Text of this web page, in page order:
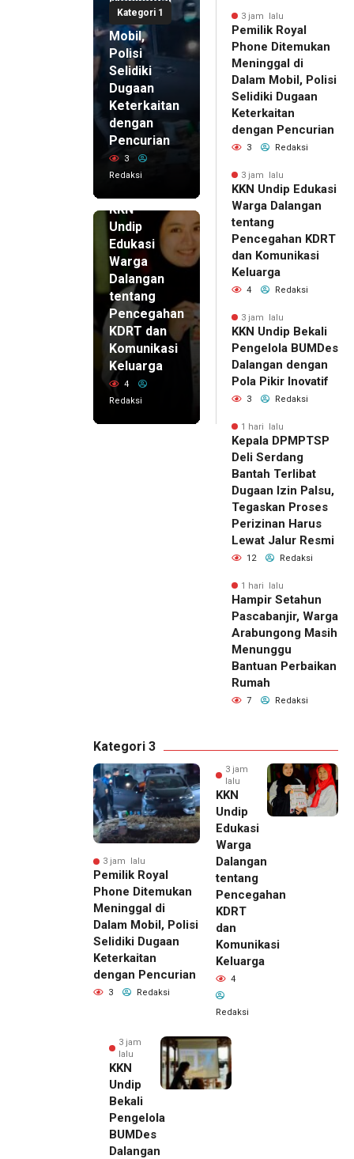
Kategori 1
di Dalam
Mobil,
Polisi
Selidiki
Dugaan
Keterkaitan
dengan
Pencurian
3
Redaksi
KKN
Undip
Edukasi
Warga
Dalangan
tentang
Pencegahan
KDRT dan
Komunikasi
Keluarga
4
Redaksi
3 jam lalu
Pemilik Royal
Phone Ditemukan
Meninggal di
Dalam Mobil, Polisi
Selidiki Dugaan
Keterkaitan
dengan Pencurian
3 Redaksi
3 jam lalu
KKN Undip Edukasi
Warga Dalangan
tentang
Pencegahan KDRT
dan Komunikasi
Keluarga
4 Redaksi
3 jam lalu
KKN Undip Bekali
Pengelola BUMDes
Dalangan dengan
Pola Pikir Inovatif
3 Redaksi
1 hari lalu
Kepala DPMPTSP
Deli Serdang
Bantah Terlibat
Dugaan Izin Palsu,
Tegaskan Proses
Perizinan Harus
Lewat Jalur Resmi
12 Redaksi
1 hari lalu
Hampir Setahun
Pascabanjir, Warga
Arabungong Masih
Menunggu
Bantuan Perbaikan
Rumah
7 Redaksi
Kategori 3
3 jam lalu
Pemilik Royal
Phone Ditemukan
Meninggal di
Dalam Mobil, Polisi
Selidiki Dugaan
Keterkaitan
dengan Pencurian
3 Redaksi
3 jam
lalu
KKN
Undip
Edukasi
Warga
Dalangan
tentang
Pencegahan
KDRT
dan
Komunikasi
Keluarga
4
Redaksi
3 jam
lalu
KKN
Undip
Bekali
Pengelola
BUMDes
Dalangan